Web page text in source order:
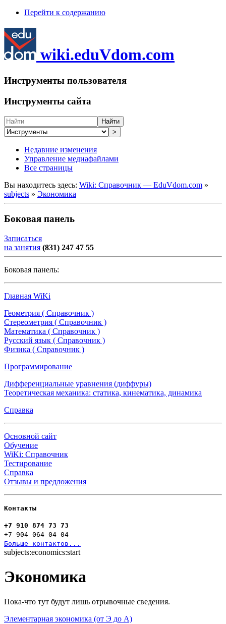
Перейти к содержанию
wiki.eduVdom.com
Инструменты пользователя
Инструменты сайта
Найти
>
Недавние изменения
Управление медиафайлами
Все страницы
Вы находитесь здесь: Wiki: Справочник — EduVdom.com »
subjects » Экономика
Боковая панель
Записаться
на занятия (831) 247 47 55
Боковая панель:
Главная WiKi
Геометрия ( Справочник )
Стереометрия ( Справочник )
Математика ( Справочник )
Русский язык ( Справочник )
Физика ( Справочник )
Программирование
Дифференциальные уравнения (диффуры)
Теоретическая механика: статика, кинематика, динамика
Справка
Основной сайт
Обучение
WiKi: Справочник
Тестирование
Справка
Отзывы и предложения
Контакты
+7 910 874 73 73
+7 904 064 04 04
Больше контактов...
subjects:economics:start
Экономика
Пока-что тут будут лишь отрывочные сведения.
Элементарная экономика (от Э до А)